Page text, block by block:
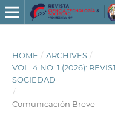
HOME / ARCHIVES /
VOL. 4 NO. 1 (2026):
SOCIEDAD
/
Comunicación Breve